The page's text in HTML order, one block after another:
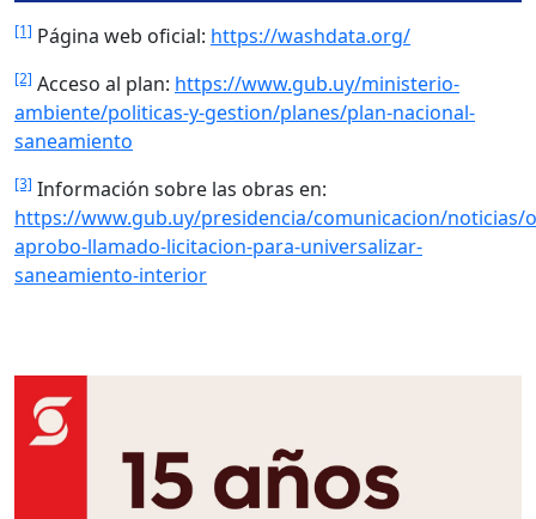
[1] Página web oficial: https://washdata.org/
[2] Acceso al plan: https://www.gub.uy/ministerio-
ambiente/politicas-y-gestion/planes/plan-nacional-
saneamiento
[3] Información sobre las obras en:
https://www.gub.uy/presidencia/comunicacion/noticias/
aprobo-llamado-licitacion-para-universalizar-
saneamiento-interior